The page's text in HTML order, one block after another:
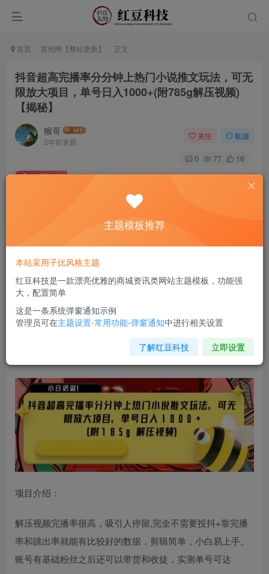
首页 冒泡网【整站更新】 正文
抖音超高完播率分分钟上热门小说推文玩法，可无
限放大项目，单号日入1000+(附785g解压视频)
【揭秘】
猴哥
2年前更新
关注 私信
0 77 16
此内容为付费资源，请付费后查看
9.9
黄金会员 免费
立即购买
付费资源 已售 33
抖音超高完播率分分钟上热门小说推文玩法，可无限放大项
项目介绍：
解压视频完播率很高，吸引人停留,完全不需要投抖+靠完播
率和跳出率就能有比较好的数据，剪辑简单，小白易上手。
账号有基础粉丝之后还可以带货和收徒，实测单号可达
主题模板推荐
本站采用子比风格主题
红豆科技是一款漂亮优雅的商城资讯类网站主题模板，功能强
大，配置简单
这是一条系统弹窗通知示例
管理员可在主题设置-常用功能-弹窗通知中进行相关设置
了解红豆科技 立即设置